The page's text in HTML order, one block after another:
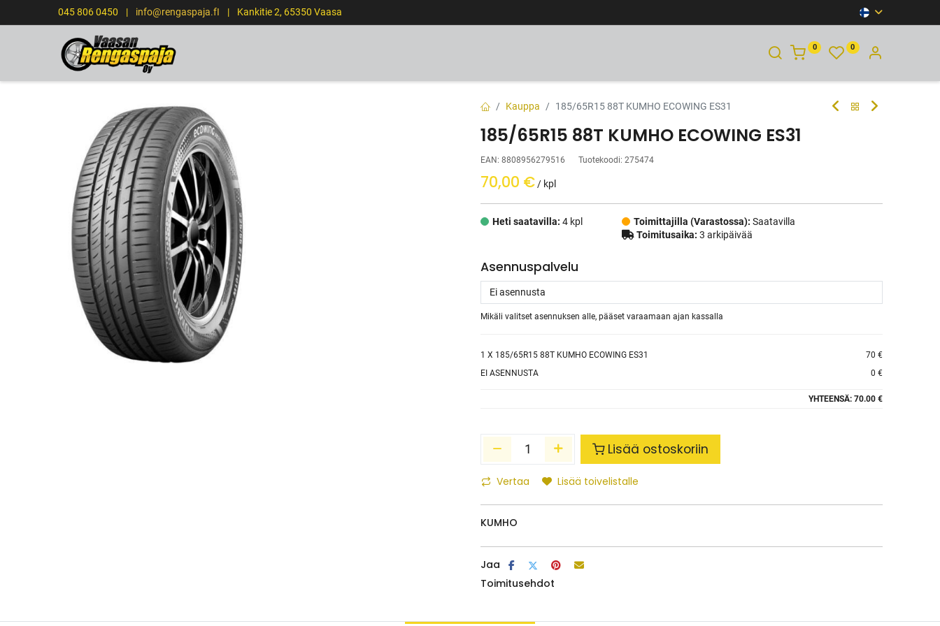
045 806 0450 | info@rengaspaja.fI | Kankitie 2, 65350 Vaasa
0 0
Kauppa 185/65R15 88T KUMHO ECOWING ES31
185/65R15 88T KUMHO ECOWING ES31
EAN: 8808956279516 Tuotekoodi: 275474
70,00 € / kpl
Heti saatavilla: 4 kpl Toimittajilla (Varastossa): Saatavilla
Toimitusaika: 3 arkipäivää
Asennuspalvelu
Mikäli valitset asennuksen alle, pääset varaamaan ajan kassalla
1 X 185/65R15 88T KUMHO ECOWING ES31
70 €
EI ASENNUSTA
0 €
YHTEENSÄ: 70.00 €
Lisää ostoskoriin
Vertaa Lisää toivelistalle
KUMHO
Jaa
Toimitusehdot